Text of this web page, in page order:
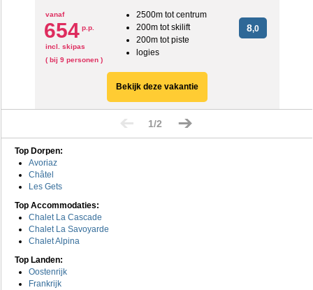
vanaf
654 p.p.
incl. skipas
( bij 9 personen )
2500m tot centrum
200m tot skilift
200m tot piste
logies
8,0
Bekijk deze vakantie
1/2
Top Dorpen:
Avoriaz
Châtel
Les Gets
Top Accommodaties:
Chalet La Cascade
Chalet La Savoyarde
Chalet Alpina
Top Landen:
Oostenrijk
Frankrijk